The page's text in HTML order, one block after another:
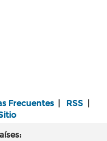
Frecuentes | RSS |